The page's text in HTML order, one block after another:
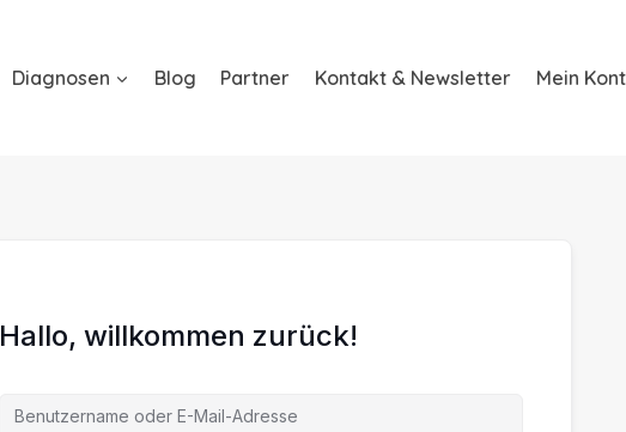
Diagnosen Blog Partner Kontakt & Newsletter Mein
Hallo, willkommen zurück!